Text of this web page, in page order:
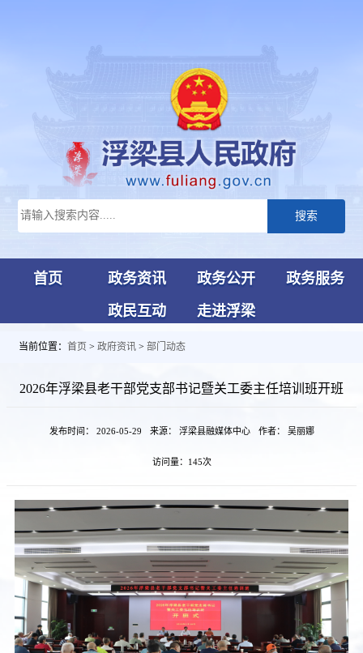
搜索
首页 政务资讯 政务公开
政务服务
政民互动
走进浮梁
当前位置： 首页 > 政府资讯 > 部门动态
2026年浮梁县老干部党支部书记暨关工委主任培训班开班
发布时间： 2026-05-29 来源： 浮梁县融媒体中心 作者： 吴丽娜
访问量： 145次